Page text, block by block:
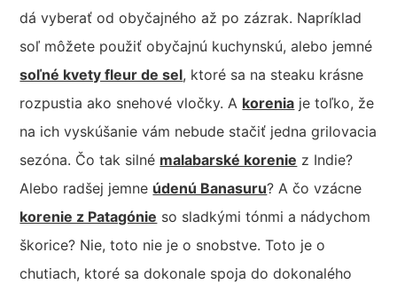
dá vyberať od obyčajného až po zázrak. Napríklad
soľ môžete použiť obyčajnú kuchynskú, alebo jemné
soľné kvety fleur de sel, ktoré sa na steaku krásne
rozpustia ako snehové vločky. A korenia je toľko, že
na ich vyskúšanie vám nebude stačiť jedna grilovacia
sezóna. Čo tak silné malabarské korenie z Indie?
Alebo radšej jemne údenú Banasuru? A čo vzácne
korenie z Patagónie so sladkými tónmi a nádychom
škorice? Nie, toto nie je o snobstve. Toto je o
chutiach, ktoré sa dokonale spoja do dokonalého